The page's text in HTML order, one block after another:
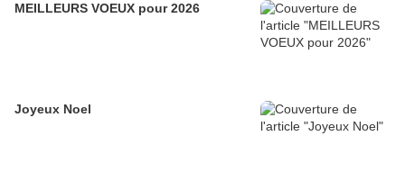
MEILLEURS VOEUX pour 2026
Joyeux Noel